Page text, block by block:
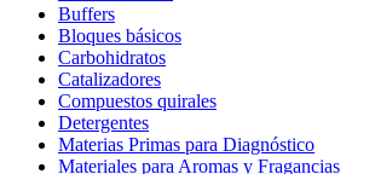
Buffers
Bloques básicos
Carbohidratos
Catalizadores
Compuestos quirales
Detergentes
Materias Primas para Diagnóstico
Materiales para Aromas y Fragancias